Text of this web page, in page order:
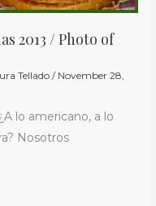
2013 / Photo of
Tellado / November 28,
lo americano, a lo
Nosotros